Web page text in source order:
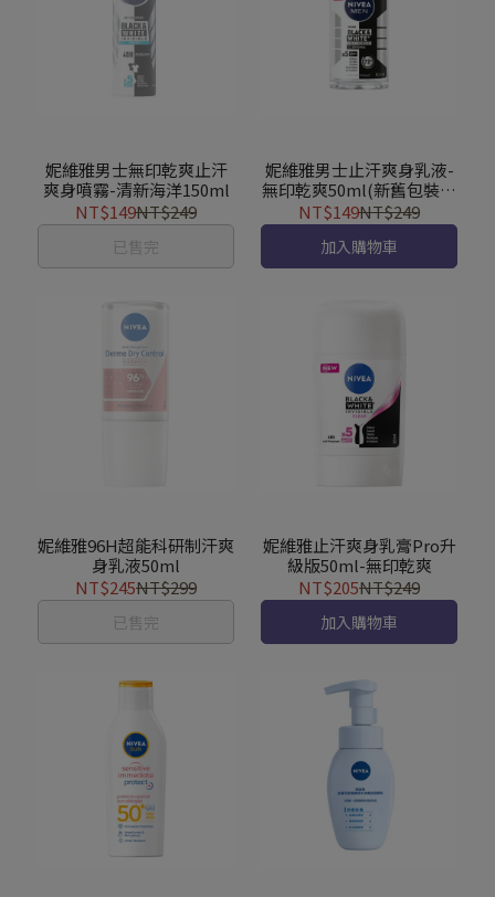
妮維雅男士無印乾爽止汗
爽身噴霧-清新海洋150ml
NT$149NT$249
已售完
妮維雅男士止汗爽身乳液-
無印乾爽50ml(新舊包裝更
換期)
NT$149NT$249
加入購物車
妮維雅96H超能科研制汗爽
身乳液50ml
NT$245NT$299
已售完
妮維雅止汗爽身乳膏Pro升
級版50ml-無印乾爽
NT$205NT$249
加入購物車